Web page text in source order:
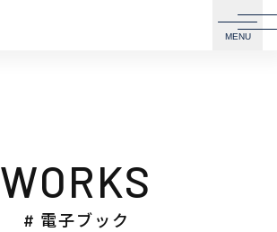
MENU
WORKS
# 電子ブック